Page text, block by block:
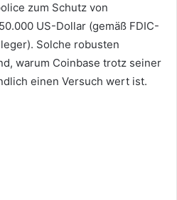
zum Schutz von
US-Dollar (gemäß FDIC-
Solche robusten
warum Coinbase trotz seiner
einen Versuch wert ist.